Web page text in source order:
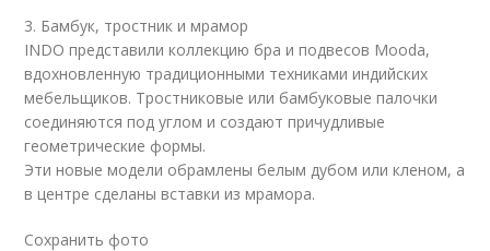
3. Бамбук, тростник и мрамор
INDO представили коллекцию бра и подвесов Mooda,
вдохновленную традиционными техниками индийских
мебельщиков. Тростниковые или бамбуковые палочки
соединяются под углом и создают причудливые
геометрические формы.
Эти новые модели обрамлены белым дубом или кленом, а
в центре сделаны вставки из мрамора.
Сохранить фото